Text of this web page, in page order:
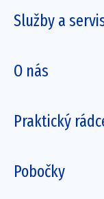
Služby a
O nás
Praktický
Pobočky